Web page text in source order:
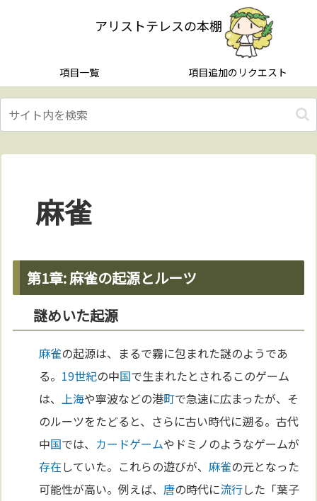
アリストテレスの本棚
項目一覧 項目追加のリクエスト
麻雀
第1章: 麻雀の起源とルーツ
謎めいた起源
麻雀の起源は、まるで霧に包まれた謎のようであ
る。 19世紀の中国で生まれたとされるこのゲーム
は、上海や寧波などの港町で急速に広まったが、そ
のルーツをたどると、さらに古い時代に遡る。古代
中国では、 カードゲームやドミノのようなゲームが
存在していた。これらの遊びが、麻雀の元となった
可能性が高い。例えば、 唐の時代に流行した「葉子